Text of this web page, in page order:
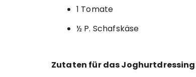
1 Tomate
½ P. Schafskäse
Zutaten für das